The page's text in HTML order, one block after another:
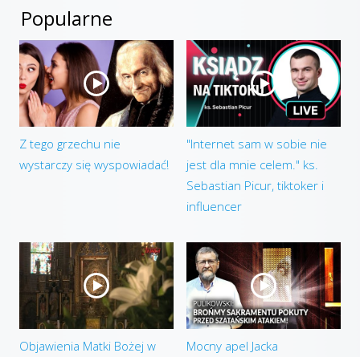
Popularne
Z tego grzechu nie
wystarczy się wyspowiadać!
"Internet sam w sobie nie
jest dla mnie celem." ks.
Sebastian Picur, tiktoker i
influencer
Objawienia Matki Bożej w
Mocny apel Jacka